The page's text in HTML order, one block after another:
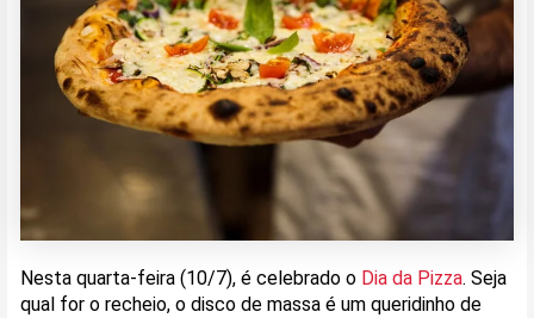
Nesta quarta-feira (10/7), é celebrado o Dia da Pizza. Seja
qual for o recheio, o disco de massa é um queridinho de